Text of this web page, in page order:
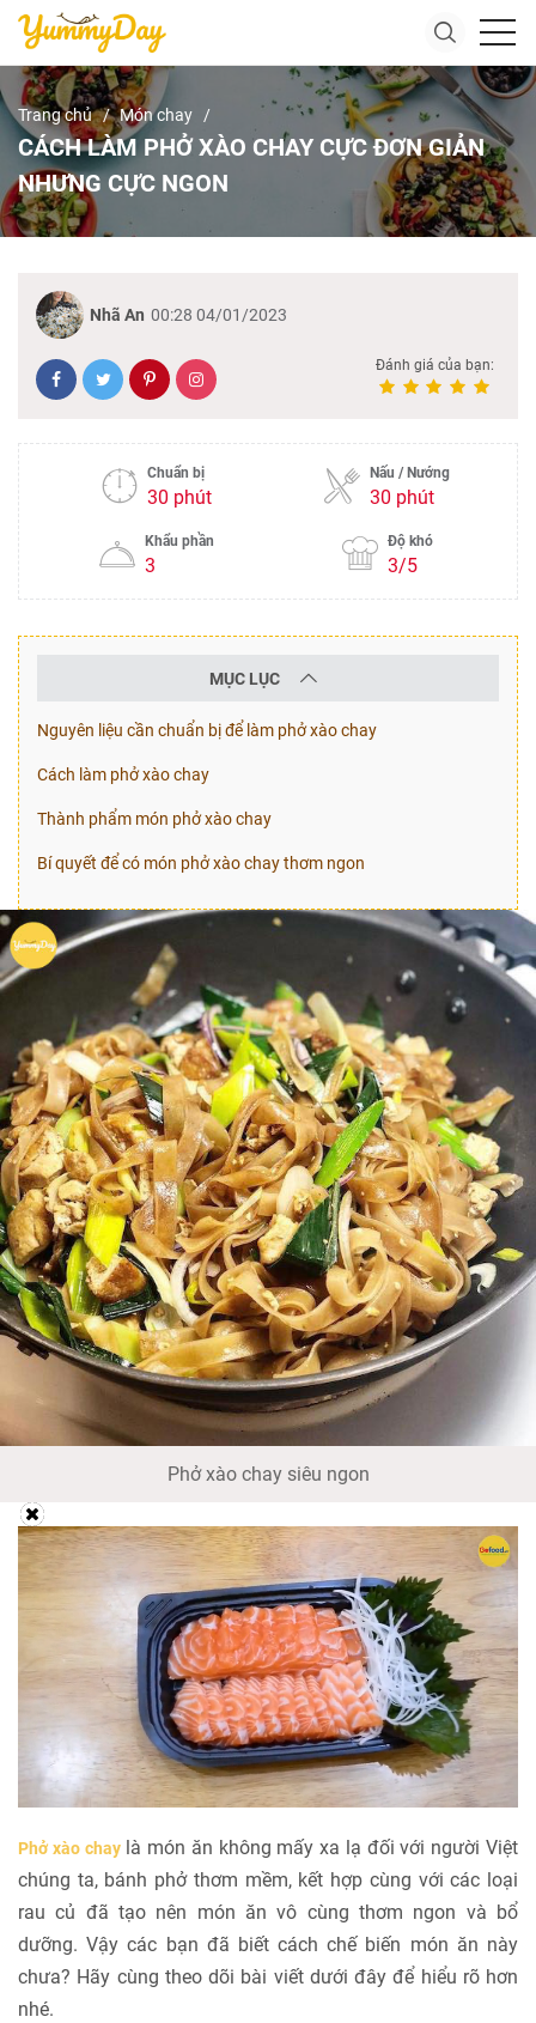
Trang chủ Món chay
CÁCH LÀM PHỞ XÀO CHAY CỰC ĐƠN GIẢN
NHƯNG CỰC NGON
Nhã An 00:28 04/01/2023
Đánh giá của bạn:
Chuẩn bị
30 phút
Nấu / Nướng
30 phút
Khẩu phần
3
Độ khó
3/5
MỤC LỤC
Nguyên liệu cần chuẩn bị để làm phở xào chay
Cách làm phở xào chay
Thành phẩm món phở xào chay
Bí quyết để có món phở xào chay thơm ngon
Phở xào chay siêu ngon
Phở xào chaylà món ăn không mấy xa lạ đối với người Việt
chúng ta, bánh phở thơm mềm, kết hợp cùng với các loại
rau củ đã tạo nên món ăn vô cùng thơm ngon và bổ
dưỡng. Vậy các bạn đã biết cách chế biến món ăn này
chưa? Hãy cùng theo dõi bài viết dưới đây để hiểu rõ hơn
nhé.